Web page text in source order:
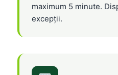
maximum 5 minute.
excepții.